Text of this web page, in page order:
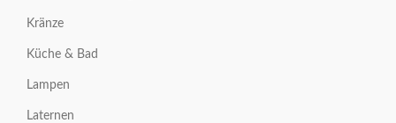
Kränze
Küche & Bad
Lampen
Laternen